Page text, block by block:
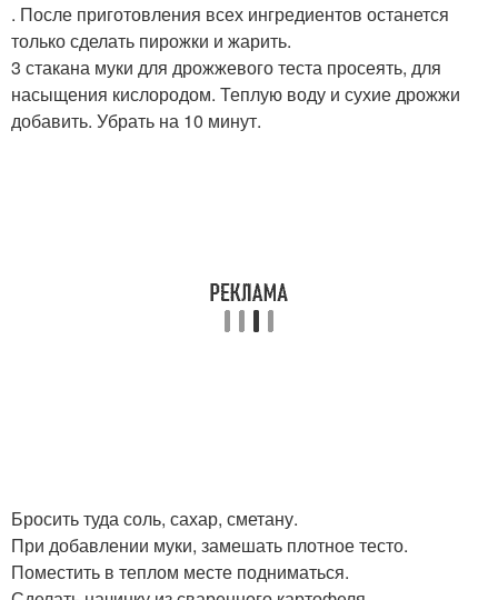
. После приготовления всех ингредиентов останется
только сделать пирожки и жарить.
3 стакана муки для дрожжевого теста просеять, для
насыщения кислородом. Теплую воду и сухие дрожжи
добавить. Убрать на 10 минут.
Бросить туда соль, сахар, сметану.
При добавлении муки, замешать плотное тесто.
Поместить в теплом месте подниматься.